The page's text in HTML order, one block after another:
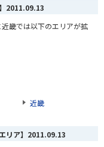
2011.09.13
畿では以下のエリアが拡
近畿
ア】 2011.09.13